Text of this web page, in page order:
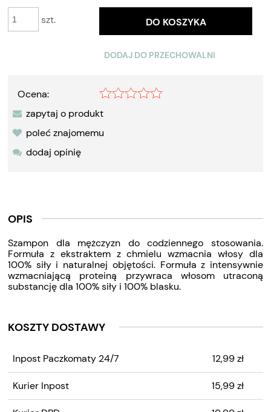
szt. DO KOSZYKA
DODAJ DO PRZECHOWALNI
Ocena:
zapytaj o produkt
poleć znajomemu
dodaj opinię
OPIS
Szampon dla mężczyzn do codziennego stosowania.
Formuła z ekstraktem z chmielu wzmacnia włosy dla
100% siły i naturalnej objętości. Formuła z intensywnie
wzmacniającą proteiną przywraca włosom utraconą
substancję dla 100% siły i 100% blasku.
KOSZTY DOSTAWY
EWENTUALNYCH KOSZTÓW
Inpost Paczkomaty 24/7 12,99 zł
Kurier Inpost 15,99 zł